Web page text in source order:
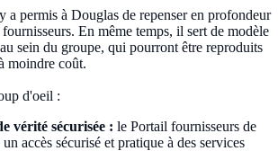
a permis à Douglas de repenser en profondeur
En même temps, il sert de modèle
sein du groupe, qui pourront être reproduits
moindre coût.
d'oeil :
vérité sécurisée : le Portail fournisseurs de
accès sécurisé et pratique à des services